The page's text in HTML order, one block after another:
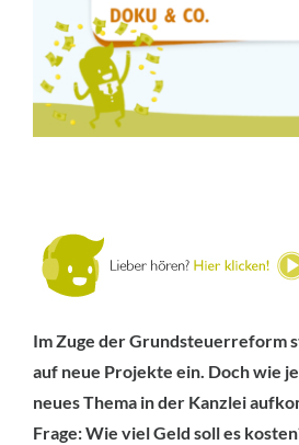
Im Zuge der Grundsteuerreform
auf neue Projekte ein. Doch wie
neues Thema in der Kanzlei
Frage: Wie viel Geld soll es